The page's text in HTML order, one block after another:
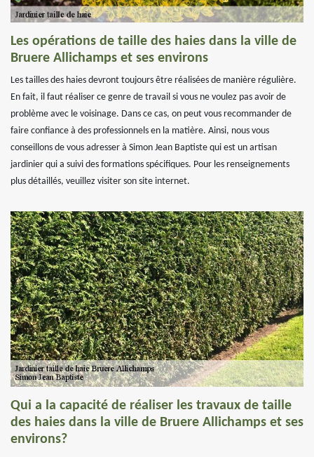
Les opérations de taille des haies dans la ville de
Bruere Allichamps et ses environs
Les tailles des haies devront toujours être réalisées de manière régulière.
En fait, il faut réaliser ce genre de travail si vous ne voulez pas avoir de
problème avec le voisinage. Dans ce cas, on peut vous recommander de
faire confiance à des professionnels en la matière. Ainsi, nous vous
conseillons de vous adresser à Simon Jean Baptiste qui est un artisan
jardinier qui a suivi des formations spécifiques. Pour les renseignements
plus détaillés, veuillez visiter son site internet.
Qui a la capacité de réaliser les travaux de taille
des haies dans la ville de Bruere Allichamps et ses
environs?